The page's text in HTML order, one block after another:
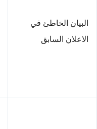
البيان الخاطئ في
الاعلان السابق